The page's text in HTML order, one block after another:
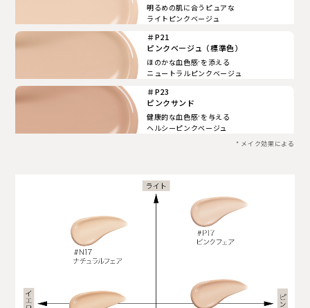
明るめの肌に合うピュアな
ライトピンクベージュ
＃P21
ピンクベージュ（標準色）
ほのかな血色感* を添える
ニュートラルピンクベージュ
＃P23
ピンクサンド
健康的な血色感* を与える
ヘルシーピンクベージュ
* メイク効果による